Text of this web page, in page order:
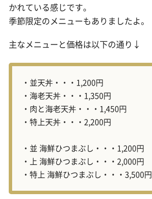
かれている感じです。
季節限定のメニューもありましたよ。
主なメニューと価格は以下の通り↓
・並天丼・・・1,200円
・海老天丼・・・1,350円
・肉と海老天丼・・・1,450円
・特上天丼・・・2,200円
・並 海鮮ひつまぶし・・・1,200円
・上 海鮮ひつまぶし・・・2,000円
・特上 海鮮ひつまぶし・・・3,500円